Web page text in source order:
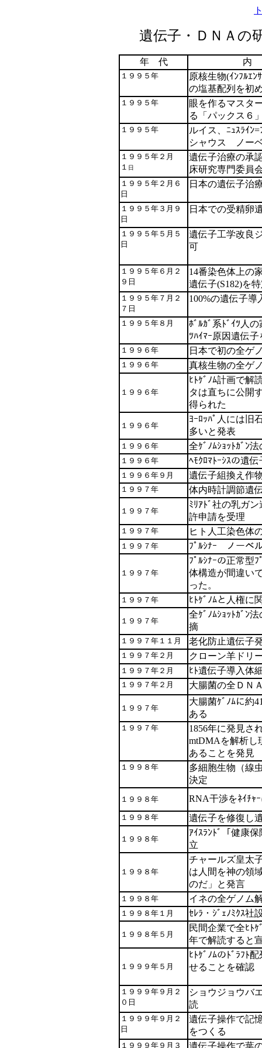
遺伝子・ＤＮＡの
年 代 内
１９９５年
原核生物(ｲﾝﾌﾙｴﾝ
の塩基配列を初
１９９５年
眼を作るマスタ
る「パックス６
１９９５年
ルイス、ﾆｭｽﾗｲﾝ
シャウス ノー
１９９５年２月
１ 日
遺伝子治療の承
床研究専門委員
１９９５年２月６
日
日本の遺伝子治
１９９５年３月９
日
日本での受精卵
１９９５年５月５
日
遺伝子工学改良
可
１９９５年６月２
９日
14番染色体上の
遺伝子(S182)を
１９９５年７月２
７日
100%の遺伝子導
１９９５年８月
ﾎﾞﾙｶﾞ系ﾄﾞｲﾂ人
ﾂﾊｲﾏｰ原因遺伝
１９９６年 日本で初の全ゲ
１９９６年 真核生物の全ゲ
１９９６年
ﾋﾄｹﾞﾉﾑ計画で解
タは直ちに公開
得られた
１９９６年
ﾖｰﾛｯﾊﾟ人には旧
多いと発表
１９９６年 全ｹﾞﾉﾑｼｮｯﾄｶﾞﾝ
１９９６年 ﾍﾓｸﾛﾏﾄｰｼｽの遺
１９９６年９月 遺伝子組換え作
１９９７年 体内時計調節遺
１９９７年
ﾐﾘｱﾄﾞ社の乳ガ
許申請を受理
１９９７年 ヒト人工染色体
１９９７年 ﾌﾟﾙｼﾅｰ ノーベ
１９９７年
ﾌﾟﾙｼﾅｰの正常型
体構造が間違い
った。
１９９７年 ﾋﾄｹﾞﾉﾑと人権に
１９９７年
全ｹﾞﾉﾑｼｮｯﾄｶﾞﾝ
摘
１９９７年１１月 老化防止遺伝
１９９７年２月 クローン羊ドリ
１９９７年２月 ﾋﾄ遺伝子導入体
１９９７年２月 大腸菌の全ＤＮ
１９９７年
大腸菌ｹﾞﾉﾑに約
ある
１９９７年
1856年に発見さ
mtDMAを解析し
あることを発見
１９９８年
多細胞生物（線
決定
１９９８年 RNA干渉をﾈｲﾁｬ
１９９８年 遺伝子を修復し
１９９８年
ｱｲｽﾗﾝﾄﾞ「健康
立
１９９８年
チャールズ皇太
は人間を神の領
のだ」と発言
１９９８年 イネの全ゲノム
１９９８年１月 ｾﾚﾗ・ｼﾞｪﾉﾐｸｽ社
１９９８年５月
民間企業で全ﾋﾄ
年で解読すると
１９９９年５月
ﾋﾄｹﾞﾉﾑのﾄﾞﾗﾌﾄ
せることを確認
１９９９年９月２
０日
ショウジョウバ
読
１９９９年９月２
日
遺伝子操作で記
をつくる
１９９９年９月３ 遺伝子操作で